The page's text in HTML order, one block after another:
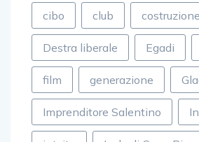
cibo club costruzione
Destra liberale Egadi
film generazione
Imprenditore Salentino